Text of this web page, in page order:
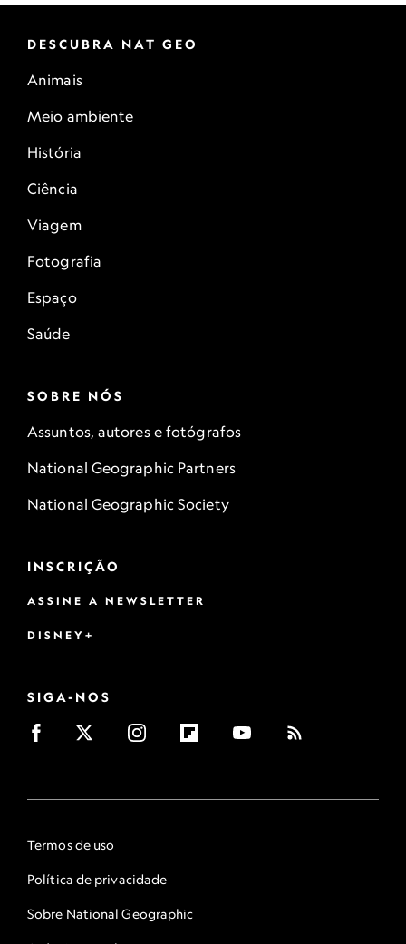
DESCUBRA NAT GEO
Animais
Meio ambiente
História
Ciência
Viagem
Fotografia
Espaço
Saúde
SOBRE NÓS
Assuntos, autores e fotógrafos
National Geographic Partners
National Geographic Society
INSCRIÇÃO
ASSINE A NEWSLETTER
DISNEY+
SIGA-NOS
Termos de uso
Política de privacidade
Sobre National Geographic